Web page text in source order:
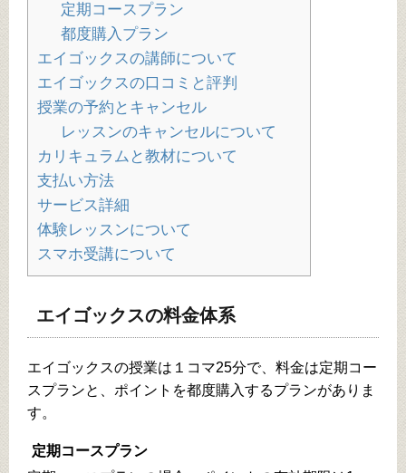
定期コースプラン
都度購入プラン
エイゴックスの講師について
エイゴックスの口コミと評判
授業の予約とキャンセル
レッスンのキャンセルについて
カリキュラムと教材について
支払い方法
サービス詳細
体験レッスンについて
スマホ受講について
エイゴックスの料金体系
エイゴックスの授業は１コマ25分で、料金は定期コー
スプランと、ポイントを都度購入するプランがありま
す。
定期コースプラン